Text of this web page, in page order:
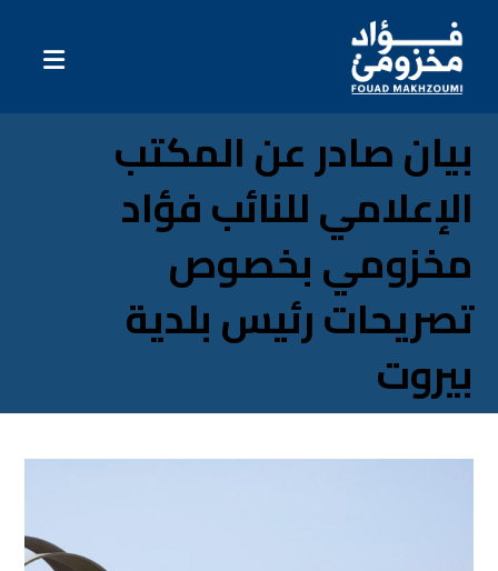
بيان صادر عن المكتب
الإعلامي للنائب فؤاد
مخزومي بخصوص
تصريحات رئيس بلدية
بيروت